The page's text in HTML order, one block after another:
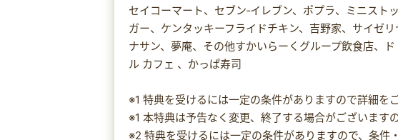
セイコーマート、セブン‐イレブン、ポプラ、ミニスト
ガー、ケンタッキーフライドチキン、吉野家、サイゼ
ナサン、夢庵、その他すかいらーくグループ飲食店、
ル カフェ 、かっぱ寿司
※1 特典を受けるには一定の条件がありますので詳細を
※1 本特典は予告なく変更、終了する場合がございます
※2 特典を受けるには一定の条件がありますので、条件